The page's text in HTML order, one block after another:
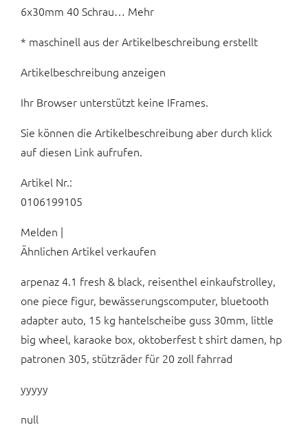
6x30mm 40 Schrau… Mehr
* maschinell aus der Artikelbeschreibung erstellt
Artikelbeschreibung anzeigen
Ihr Browser unterstützt keine IFrames.
Sie können die Artikelbeschreibung aber durch klick
auf diesen Link aufrufen.
Artikel Nr.:
0106199105
Melden |
Ähnlichen Artikel verkaufen
arpenaz 4.1 fresh & black, reisenthel einkaufstrolley,
one piece figur, bewässerungscomputer, bluetooth
adapter auto, 15 kg hantelscheibe guss 30mm, little
big wheel, karaoke box, oktoberfest t shirt damen, hp
patronen 305, stützräder für 20 zoll fahrrad
yyyyy
null